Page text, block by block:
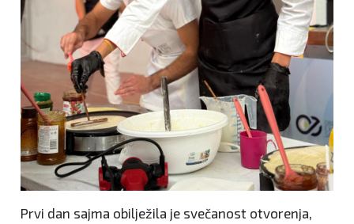
Prvi dan sajma obilježila je svečanost otvorenja,